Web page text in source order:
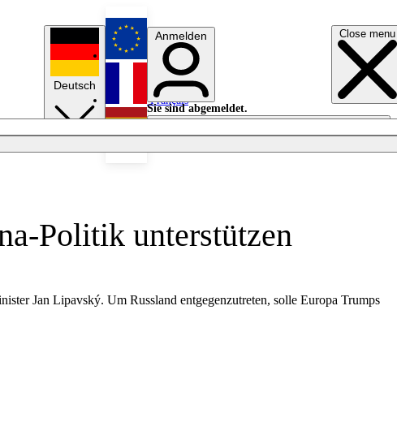
Close menu
Deutsch
English
Français
Anmelden
Sie sind abgemeldet.
Anmelden
Licht aus
Politik unterstützen
Jan Lipavský. Um Russland entgegenzutreten, solle Europa Trumps